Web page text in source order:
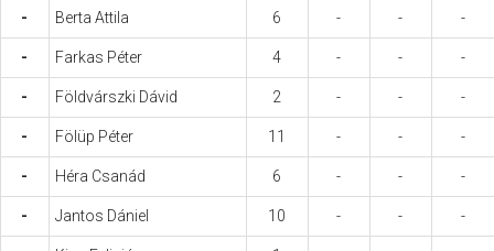
- Berta Attila 6 - - -
- Farkas Péter 4 - - -
- Földvárszki Dávid 2 - - -
- Fölüp Péter 11 - - -
- Héra Csanád 6 - - -
- Jantos Dániel 10 - - -